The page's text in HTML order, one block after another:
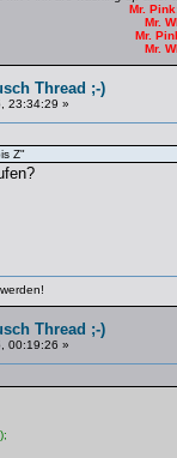
Mr.
Mr.
Mr.
Mr.
Thread ;-)
23:34:29 »
Z"
Thread ;-)
00:19:26 »
);